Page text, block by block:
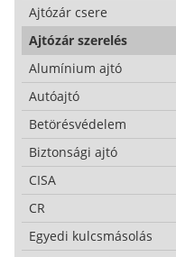
Ajtózár csere
Ajtózár szerelés
Alumínium ajtó
Autóajtó
Betörésvédelem
Biztonsági ajtó
CISA
CR
Egyedi kulcsmásolás